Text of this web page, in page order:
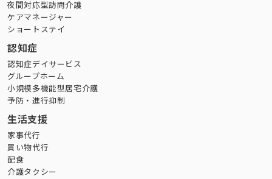
夜間対応型訪問介護
ケアマネージャー
ショートステイ
認知症
認知症デイサービス
グループホーム
小規模多機能型居宅介護
予防・進行抑制
生活支援
家事代行
買い物代行
配食
介護タクシー